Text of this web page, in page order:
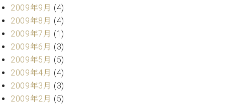
2009年9月 (4)
2009年8月 (4)
2009年7月 (1)
2009年6月 (3)
2009年5月 (5)
2009年4月 (4)
2009年3月 (3)
2009年2月 (5)